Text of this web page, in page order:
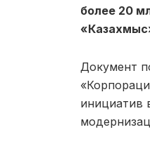
более 20
Документ
инициатив